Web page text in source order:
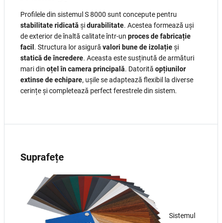
Profilele din sistemul S 8000 sunt concepute pentru
stabilitate ridicată șidurabilitate. Acestea formează uși
de exterior de înaltă calitate într-un proces de fabricație
facil . Structura lor asigură valori bune de izolațieși
statică de încredere. Aceasta este susținută de armături
mari din oțel în camera principală. Datorită opțiunilor
extinse de echipare, ușile se adaptează flexibil la diverse
cerințe și completează perfect ferestrele din sistem.
Suprafețe
Sistemul